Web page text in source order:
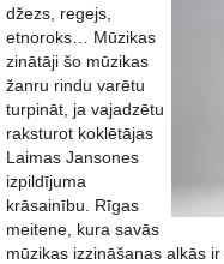
džezs, regejs,
etnoroks… Mūzikas
zinātāji šo mūzikas
žanru rindu varētu
turpināt, ja vajadzētu
raksturot koklētājas
Laimas Jansones
izpildījuma
krāsainību. Rīgas
meitene, kura savās
mūzikas izzināšanas alkās